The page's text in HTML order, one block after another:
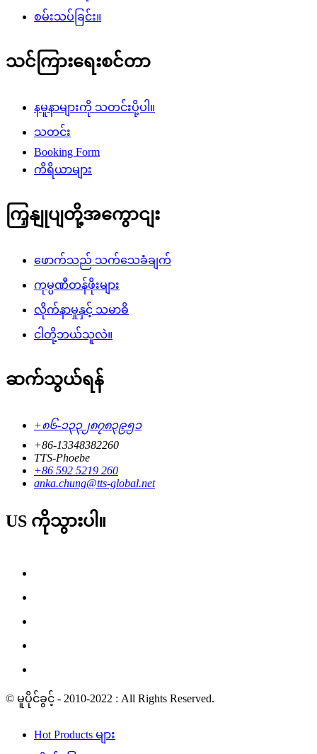
စမ်းသပ်ခြင်း။
သင်ကြားရေးစင်တာ
နမူနာများကို သတင်းပို့ပါ။
သတင်း
Booking Form
ကိရိယာများ
ကြှနျုပျတို့အကွောငျး
ဖောက်သည် သက်သေခံချက်
ကုမ္ပဏီတန်ဖိုးများ
လိုက်နာမှုနှင့် သမာဓိ
ငါတို့ဘယ်သူလဲ။
ဆက်သွယ်ရန်
+၈၆-၁၃၃၂၈၇၈၃၉၅၁
+86-13348382260
TTS-Phoebe
+86 592 5219 260
anka.chung@tts-global.net
US ကိုသွားပါ။
© မူပိုင်ခွင့် - 2010-2022 : All Rights Reserved.
Hot Products များ